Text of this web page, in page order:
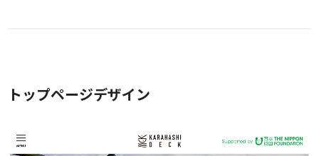
トップページデザイン